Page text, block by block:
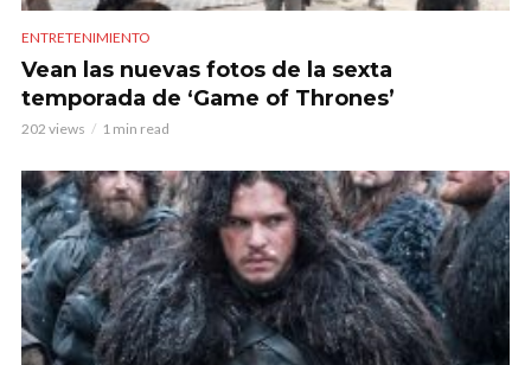
ENTRETENIMIENTO
Vean las nuevas fotos de la sexta
temporada de ‘Game of Thrones’
202 views 1 min read